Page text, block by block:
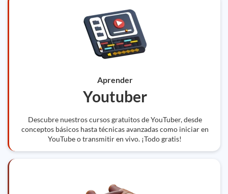
Aprender
Youtuber
Descubre nuestros cursos gratuitos de YouTuber, desde
conceptos básicos hasta técnicas avanzadas como iniciar en
YouTube o transmitir en vivo. ¡Todo gratis!